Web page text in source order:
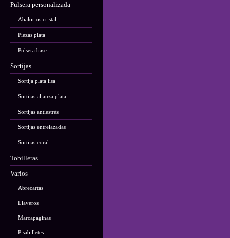
Pulsera personalizada
Abalorios cristal
Piezas plata
Pulsera base
Sortijas
Sortija plata lisa
Sortijas alianza plata
Sortijas antiestrés
Sortijas entrelazadas
Sortijas coral
Tobilleras
Varios
Abrecartas
Llaveros
Marcapaginas
Pisabilletes